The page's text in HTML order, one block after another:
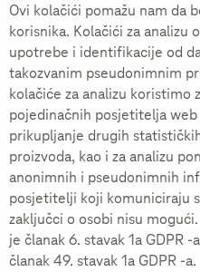
Ovi kolačići pomažu nam da
korisnika. Kolačići za analizu
upotrebe i identifikacije od
takozvanim pseudonimnim
kolačiće za analizu koristimo
pojedinačnih posjetitelja
prikupljanje drugih
proizvoda, kao i za analizu
anonimnih i pseudonimnih
posjetitelji koji komuniciraju
zaključci o osobi nisu
je članak 6. stavak 1a GDPR
članak 49. stavak 1a GDPR -a.